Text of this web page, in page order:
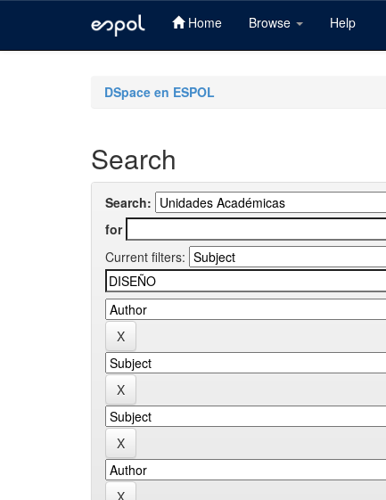
Home Browse Help
DSpace en ESPOL
Search
Search:
for
Current filters: